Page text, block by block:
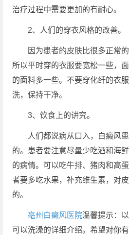
治疗过程中需要更加的有耐心。
2、人们的穿衣风格的改善。
因为患者的皮肤比很多正常的
所以平时穿的衣服要宽松一些，
的面料多一些。不要穿化纤的衣
洗，保持干净。
3、饮食上的讲究。
人们都说病从口入，白癜风患
的。患者要注意尽量少吃酒和海
的病情。可以吃牛排、猪肉和高
者要多吃水果，补充维生素，对
的。
亳州白癜风医院温馨提示：
可以洗澡的详细介绍。希望对你